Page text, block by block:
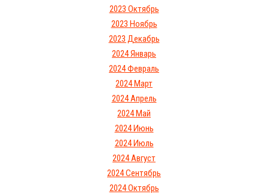
2023 Октябрь
2023 Ноябрь
2023 Декабрь
2024 Январь
2024 Февраль
2024 Март
2024 Апрель
2024 Май
2024 Июнь
2024 Июль
2024 Август
2024 Сентябрь
2024 Октябрь